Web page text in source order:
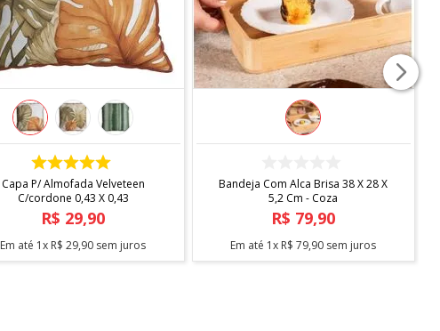
COMPRAR
Capa P/ Almofada Velveteen
C/cordone 0,43 X 0,43
R$ 29,90
Em até 1x R$ 29,90 sem juros
Bandeja Com Alca Brisa 38 X 28 X
5,2 Cm - Coza
R$ 79,90
Em até 1x R$ 79,90 sem juros